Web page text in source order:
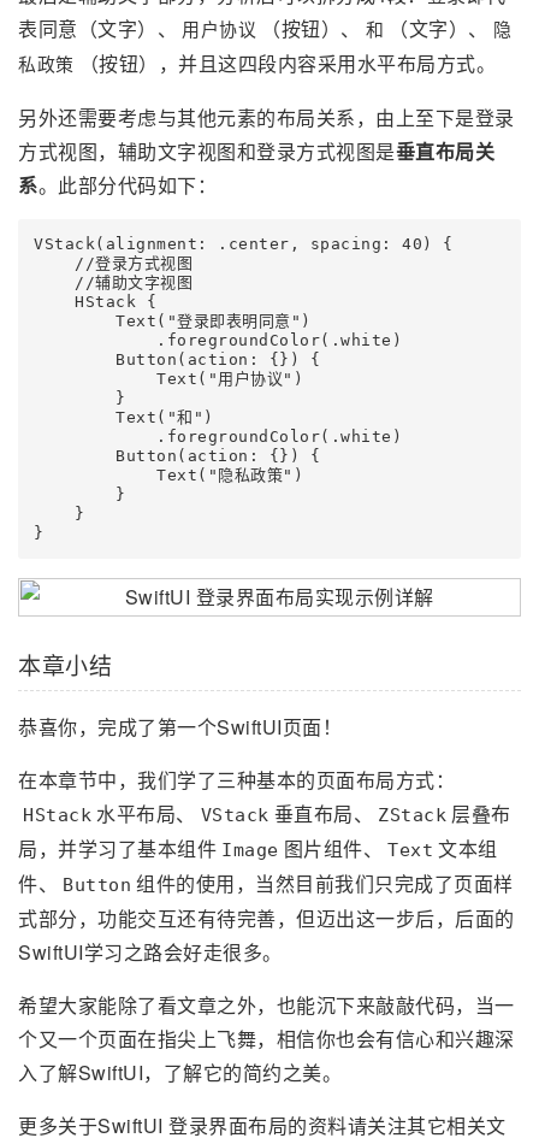
表同意（文字）、
用户协议 （按钮）、 和 （文字）、
隐
私政策
（按钮），并且这四段内容采用水平布局方式。
另外还需要考虑与其他元素的布局关系，由上至下是登录
方式视图，辅助文字视图和登录方式视图是垂直布局关
系。此部分代码如下：
VStack(alignment: .center, spacing: 40) {
    //登录方式视图
    //辅助文字视图
    HStack {
        Text("登录即表明同意")
            .foregroundColor(.white)
        Button(action: {}) {
            Text("用户协议")
        }
        Text("和")
            .foregroundColor(.white)
        Button(action: {}) {
            Text("隐私政策")
        }
    }
本章小结
恭喜你，完成了第一个SwiftUI页面！
在本章节中，我们学了三种基本的页面布局方式：
HStack 水平布局、 VStack 垂直布局、 ZStack 层叠布
局，并学习了基本组件 Image 图片组件、 Text 文本组
件、
Button 组件的使用，当然目前我们只完成了页面样
式部分，功能交互还有待完善，但迈出这一步后，后面的
SwiftUI学习之路会好走很多。
希望大家能除了看文章之外，也能沉下来敲敲代码，当一
个又一个页面在指尖上飞舞，相信你也会有信心和兴趣深
入了解SwiftUI，了解它的简约之美。
更多关于SwiftUI 登录界面布局的资料请关注其它相关文